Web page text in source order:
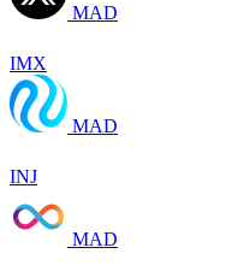
MAD
IMX
MAD
INJ
MAD